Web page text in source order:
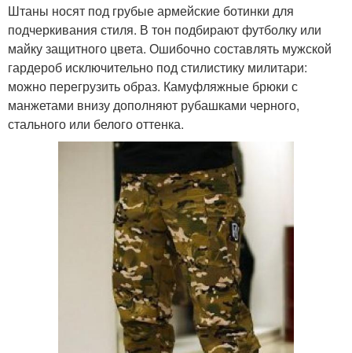
Штаны носят под грубые армейские ботинки для
подчеркивания стиля. В тон подбирают футболку или
майку защитного цвета. Ошибочно составлять мужской
гардероб исключительно под стилистику милитари:
можно перегрузить образ. Камуфляжные брюки с
манжетами внизу дополняют рубашками черного,
стального или белого оттенка.